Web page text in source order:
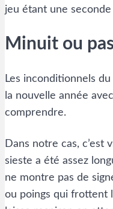
jeu étant une
Minuit ou
Les inconditionnels
la nouvelle année
comprendre.
Dans notre cas, c’est
sieste a été assez
ne montre pas de
ou poings qui frottent